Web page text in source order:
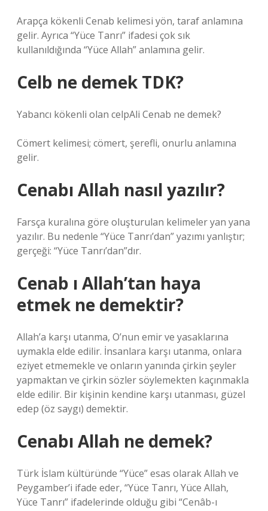
Arapça kökenli Cenab kelimesi yön, taraf anlamına
gelir. Ayrıca “Yüce Tanrı” ifadesi çok sık
kullanıldığında “Yüce Allah” anlamına gelir.
Celb ne demek TDK?
Yabancı kökenli olan celpAli Cenab ne demek?
Cömert kelimesi; cömert, şerefli, onurlu anlamına
gelir.
Cenabı Allah nasıl yazılır?
Farsça kuralına göre oluşturulan kelimeler yan yana
yazılır. Bu nedenle “Yüce Tanrı’dan” yazımı yanlıştır;
gerçeği: “Yüce Tanrı’dan”dır.
Cenab ı Allah’tan haya
etmek ne demektir?
Allah’a karşı utanma, O’nun emir ve yasaklarına
uymakla elde edilir. İnsanlara karşı utanma, onlara
eziyet etmemekle ve onların yanında çirkin şeyler
yapmaktan ve çirkin sözler söylemekten kaçınmakla
elde edilir. Bir kişinin kendine karşı utanması, güzel
edep (öz saygı) demektir.
Cenabı Allah ne demek?
Türk İslam kültüründe “Yüce” esas olarak Allah ve
Peygamber’i ifade eder, “Yüce Tanrı, Yüce Allah,
Yüce Tanrı” ifadelerinde olduğu gibi “Cenâb-ı